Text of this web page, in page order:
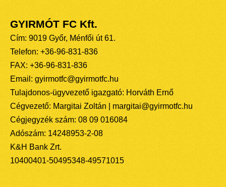
GYIRMÓT FC Kft.
Cím: 9019 Győr, Ménfői út 61.
Telefon: +36-96-831-836
FAX: +36-96-831-836
Email: gyirmotfc@gyirmotfc.hu
Tulajdonos-ügyvezető igazgató: Horváth Ernő
Cégvezető: Margitai Zoltán | margitai@gyirmotfc.hu
Cégjegyzék szám: 08 09 016084
Adószám: 14248953-2-08
K&H Bank Zrt.
10400401-50495348-49571015